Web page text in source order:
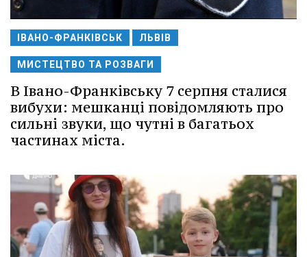
ІВАНО-ФРАНКІВСЬК ЛЬВІВ
МИСТЕЦТВО ТА РОЗВАГИ
В Івано-Франківську 7 серпня сталися
вибухи: мешканці повідомляють про
сильні звуки, що чутні в багатьох
частинах міста.